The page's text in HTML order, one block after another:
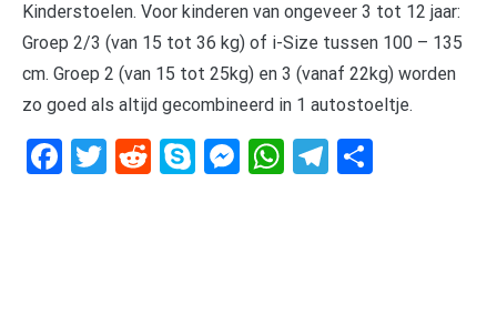
Kinderstoelen. Voor kinderen van ongeveer 3 tot 12 jaar:
Groep 2/3 (van 15 tot 36 kg) of i-Size tussen 100 – 135
cm. Groep 2 (van 15 tot 25kg) en 3 (vanaf 22kg) worden
zo goed als altijd gecombineerd in 1 autostoeltje.
Facebook
Twitter
RedditSkypeMessenger
WhatsApp
Telegram